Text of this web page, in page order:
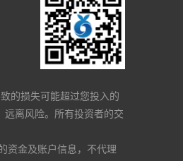
的损失可能超过您投入的
离风险。所有投资者的交
资金及账户信息，不代理